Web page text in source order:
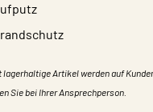
lagerhaltige Artikel werden auf
Sie bei Ihrer Ansprechperson.